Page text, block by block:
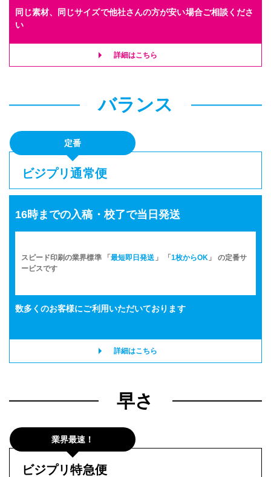
同じ素材、同じサイズで他社さんの方が安い場合ご相談くださ
い
詳細はこちら
バランス
定番
ビジプリ通常便
16時までの入稿・校了で当日発送
スピード印刷の業界標準 「最短即日発送 」 「1枚からOK 」 の定番サ
ービスです
数多くのお客様にご利用いただいております
詳細はこちら
早さ
業界最速！
ビジプリ特急便